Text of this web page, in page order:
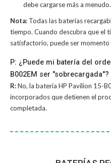
debe cargarse más a menudo.
Nota: Todas las baterías
tiempo. Cuando descubra que el
satisfactorio, puede ser
P: ¿Puede mi batería del
B002EM ser "sobrecargada"?
R:No, la batería HP Pavilion 15-
incorporados que detienen el
completada.